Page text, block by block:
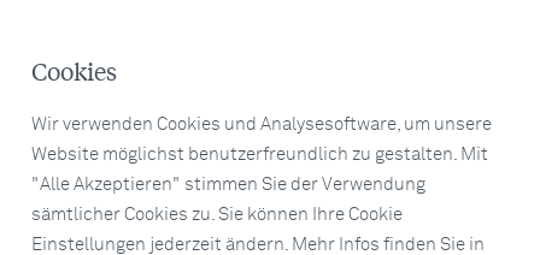
Cookies
Wir verwenden Cookies und Analysesoftware, um unsere
Website möglichst benutzerfreundlich zu gestalten. Mit
"Alle Akzeptieren" stimmen Sie der Verwendung
sämtlicher Cookies zu. Sie können Ihre Cookie
Einstellungen jederzeit ändern. Mehr Infos finden Sie in